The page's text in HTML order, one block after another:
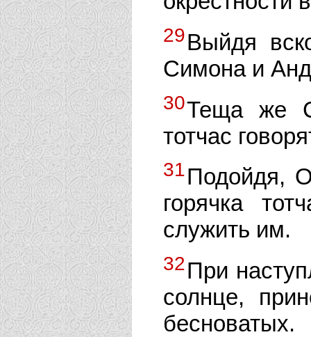
29Выйдя
Симона и
30Теща же
тотчас
31Подойдя,
горячка
служить им.
32При
солнце,
бесноватых.